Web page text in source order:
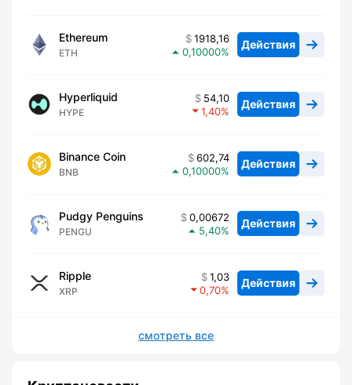
Ethereum
ETH
1918,16
0,10000
Действия
Hyperliquid
HYPE
54,10
1,40
Действия
Binance Coin
BNB
602,74
0,10000
Действия
Pudgy Penguins
PENGU
0,00672
5,40
Действия
Ripple
XRP
1,03
0,70
Действия
смотреть все